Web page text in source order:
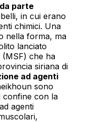
parte
in cui erano
chimici. Una
nella forma, ma
lanciato
(MSF) che ha
siriana di
ad agenti
sono
confine con la
agenti